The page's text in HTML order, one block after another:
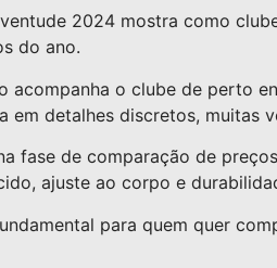
2024 mostra como
do ano.
acompanha o clube de perto
em detalhes discretos, muitas
fase de comparação de
ajuste ao corpo e
para quem quer